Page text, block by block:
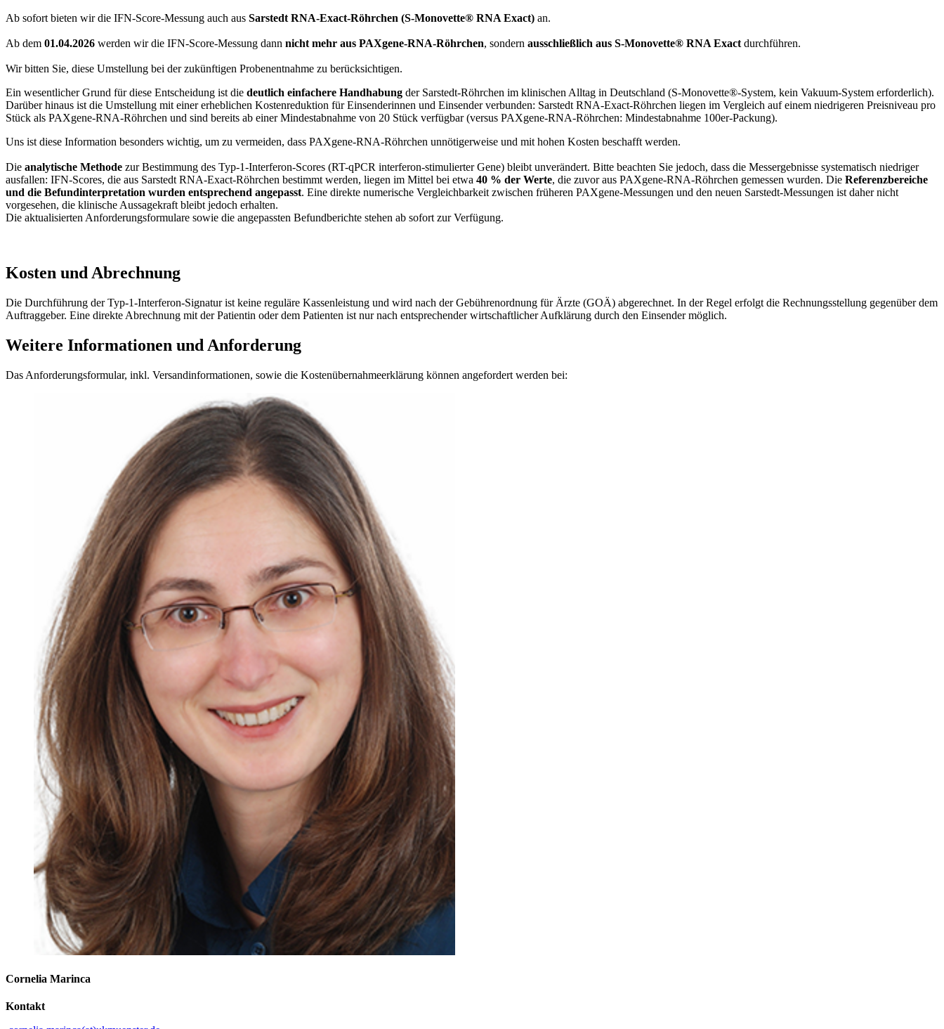
Ab sofort bieten wir die IFN-Score-Messung auch aus Sarstedt RNA-Exact-Röhrchen (S-Monovette® RNA Exact) an.
Ab dem 01.04.2026 werden wir die IFN-Score-Messung dann nicht mehr aus PAXgene-RNA-Röhrchen, sondern ausschließlich aus S-Monovette® RNA Exact durchführen.
Wir bitten Sie, diese Umstellung bei der zukünftigen Probenentnahme zu berücksichtigen.
Ein wesentlicher Grund für diese Entscheidung ist die deutlich einfachere Handhabung der Sarstedt-Röhrchen im klinischen Alltag in Deutschland (S-Monovette®-System, kein Vakuum-System erforderlich).
Darüber hinaus ist die Umstellung mit einer erheblichen Kostenreduktion für Einsenderinnen und Einsender verbunden: Sarstedt RNA-Exact-Röhrchen liegen im Vergleich auf einem niedrigeren Preisniveau pro
Stück als PAXgene-RNA-Röhrchen und sind bereits ab einer Mindestabnahme von 20 Stück verfügbar (versus PAXgene-RNA-Röhrchen: Mindestabnahme 100er-Packung).
Uns ist diese Information besonders wichtig, um zu vermeiden, dass PAXgene-RNA-Röhrchen unnötigerweise und mit hohen Kosten beschafft werden.
Die analytische Methode zur Bestimmung des Typ-1-Interferon-Scores (RT-qPCR interferon-stimulierter Gene) bleibt unverändert. Bitte beachten Sie jedoch, dass die Messergebnisse systematisch niedriger
ausfallen: IFN-Scores, die aus Sarstedt RNA-Exact-Röhrchen bestimmt werden, liegen im Mittel bei etwa 40 % der Werte, die zuvor aus PAXgene-RNA-Röhrchen gemessen wurden. Die Referenzbereiche
und die Befundinterpretation wurden entsprechend angepasst. Eine direkte numerische Vergleichbarkeit zwischen früheren PAXgene-Messungen und den neuen Sarstedt-Messungen ist daher nicht
vorgesehen, die klinische Aussagekraft bleibt jedoch erhalten.
Die aktualisierten Anforderungsformulare sowie die angepassten Befundberichte stehen ab sofort zur Verfügung.
Kosten und Abrechnung
Die Durchführung der Typ-1-Interferon-Signatur ist keine reguläre Kassenleistung und wird nach der Gebührenordnung für Ärzte (GOÄ) abgerechnet. In der Regel erfolgt die Rechnungsstellung gegenüber dem
Auftraggeber. Eine direkte Abrechnung mit der Patientin oder dem Patienten ist nur nach entsprechender wirtschaftlicher Aufklärung durch den Einsender möglich.
Weitere Informationen und Anforderung
Das Anforderungsformular, inkl. Versandinformationen, sowie die Kostenübernahmeerklärung können angefordert werden bei:
Cornelia Marinca
Kontakt